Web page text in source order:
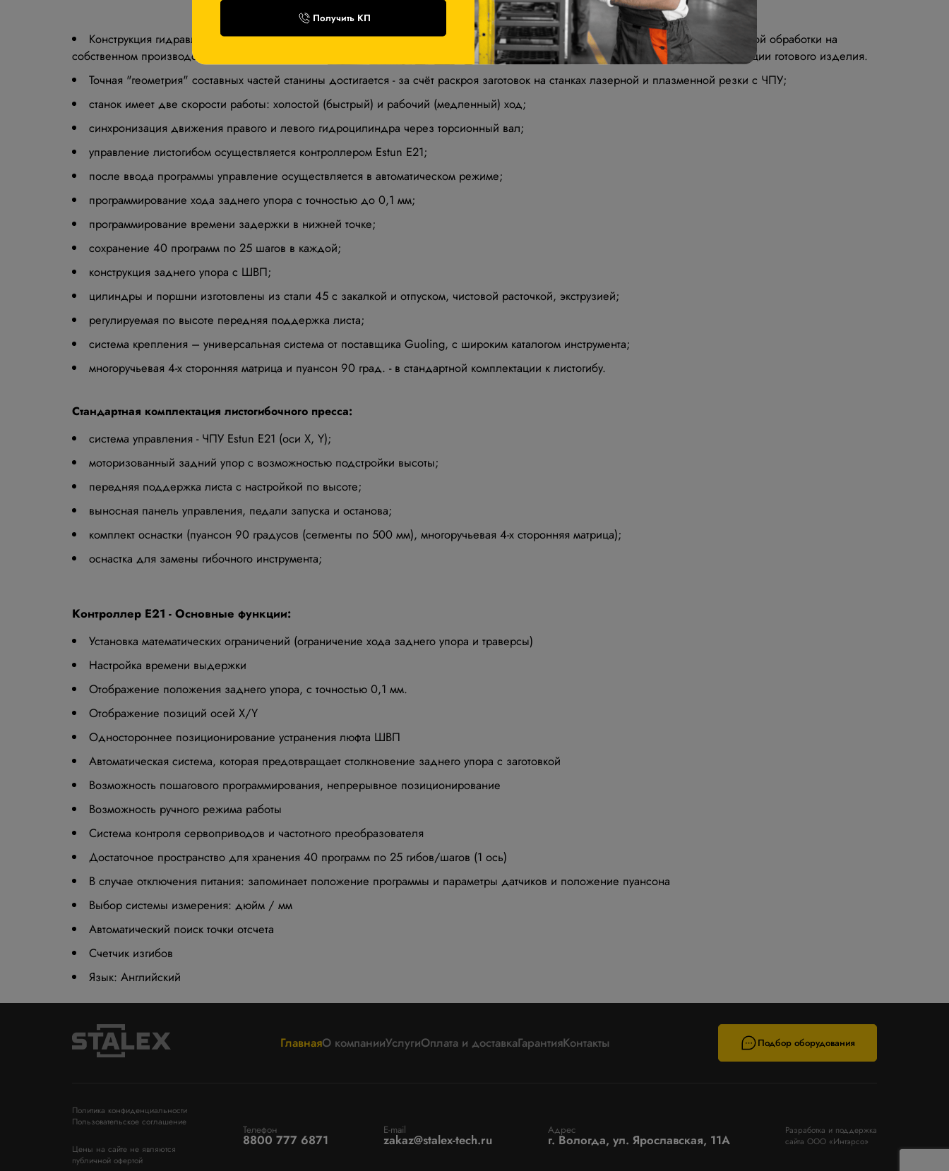
Конструкция гидравлического листогиба имеет высокую жёсткость и стабильность, нужный эффект достигается за счёт термической обработки на
собственном производстве, с целью изменения структуры и свойств, для повышения прочности, твердости и устойчивости к вибрации готового изделия.
Точная "геометрия" составных частей станины достигается - за счёт раскроя заготовок на станках лазерной и плазменной резки с ЧПУ;
станок имеет две скорости работы: холостой (быстрый) и рабочий (медленный) ход;
синхронизация движения правого и левого гидроцилиндра через торсионный вал;
управление листогибом осуществляется контроллером Estun E21;
после ввода программы управление осуществляется в автоматическом режиме;
программирование хода заднего упора с точностью до 0,1 мм;
программирование времени задержки в нижней точке;
сохранение 40 программ по 25 шагов в каждой;
конструкция заднего упора с ШВП;
цилиндры и поршни изготовлены из стали 45 с закалкой и отпуском, чистовой расточкой, экструзией;
регулируемая по высоте передняя поддержка листа;
система крепления – универсальная система от поставщика Guoling, с широким каталогом инструмента;
многоручьевая 4-х сторонняя матрица и пуансон 90 град. - в стандартной комплектации к листогибу.
Стандартная комплектация листогибочного пресса:
система управления - ЧПУ Estun E21 (оси X, Y);
моторизованный задний упор с возможностью подстройки высоты;
передняя поддержка листа с настройкой по высоте;
выносная панель управления, педали запуска и останова;
комплект оснастки (пуансон 90 градусов (сегменты по 500 мм), многоручьевая 4-х сторонняя матрица);
оснастка для замены гибочного инструмента;
Контроллер Е21 - Основные функции:
Установка математических ограничений (ограничение хода заднего упора и траверсы)
Настройка времени выдержки
Отображение положения заднего упора, с точностью 0,1 мм.
Отображение позиций осей Х/Y
Одностороннее позиционирование устранения люфта ШВП
Автоматическая система, которая предотвращает столкновение заднего упора с заготовкой
Возможность пошагового программирования, непрерывное позиционирование
Возможность ручного режима работы
Система контроля сервоприводов и частотного преобразователя
Достаточное пространство для хранения 40 программ по 25 гибов/шагов (1 ось)
В случае отключения питания: запоминает положение программы и параметры датчиков и положение пуансона
Выбор системы измерения: дюйм / мм
Автоматический поиск точки отсчета
Счетчик изгибов
Язык: Английский
ГлавнаяО компанииУслугиОплата и доставкаГарантияКонтакты Подбор оборудования
Политика конфиденциальности
Пользовательское соглашение
Цены на сайте не являются
публичной офертой
Телефон
8800 777 6871
E-mail
zakaz@stalex-tech.ru
Адрес
г. Вологда, ул. Ярославская, 11А
Разработка и поддержка
сайта ООО «Интэрсо»
Получить КП